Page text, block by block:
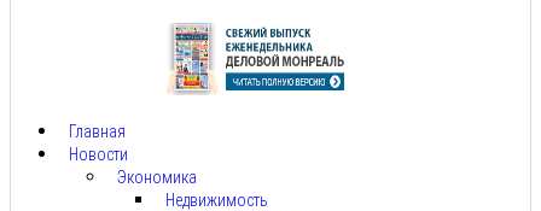
Главная
Новости
Экономика
Недвижимость